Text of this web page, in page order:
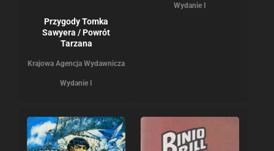
Przygody Tomka
Sawyera / Powrót
Tarzana
Krajowa Agencja Wydawnicza
Wydanie I
Wydanie I